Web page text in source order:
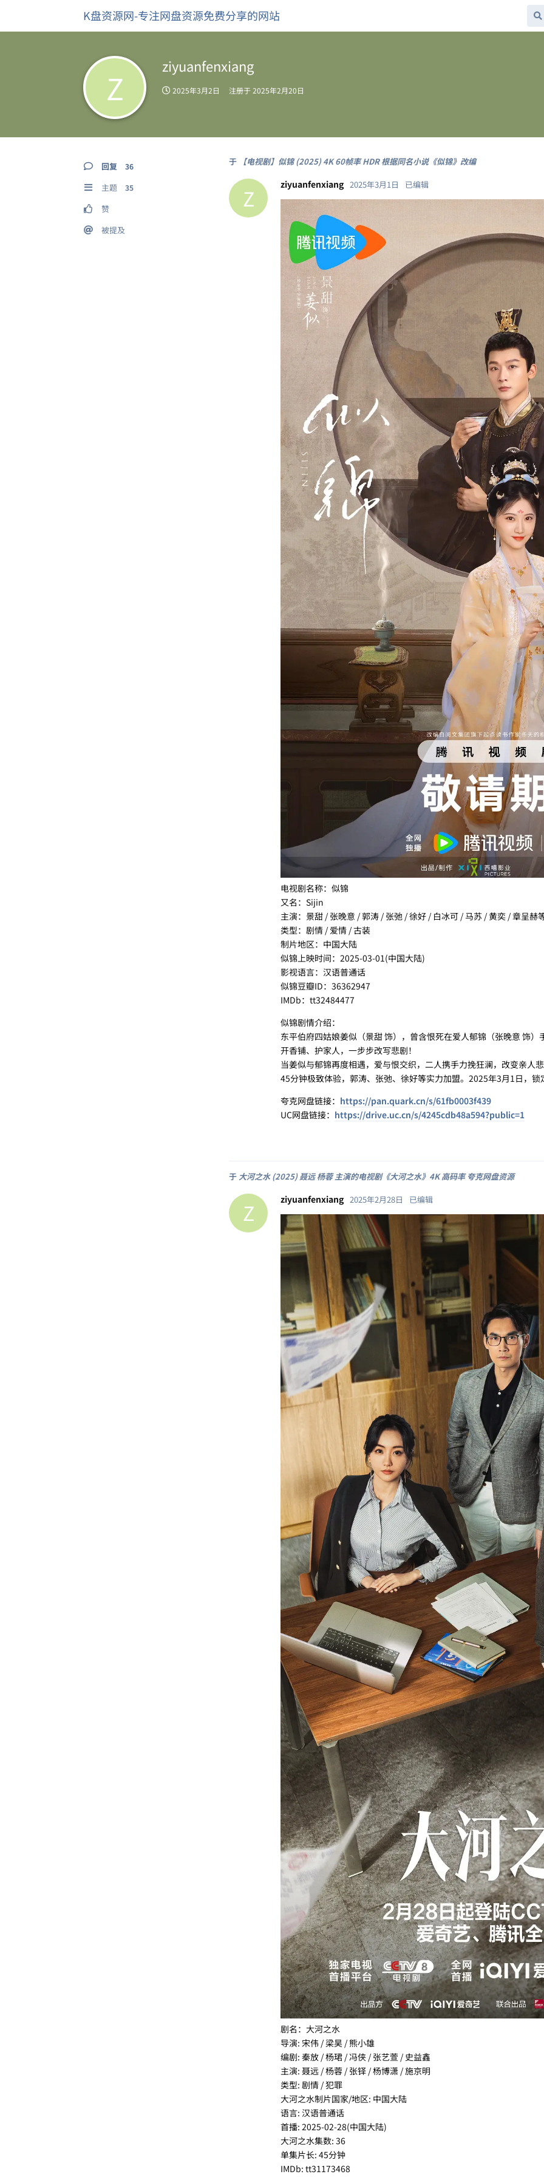
K盘资源网-专注网盘资源免费分享的网站
Z
ziyuanfenxiang
2025年3月2日 注册于2025年2月20日
回复 36
主题 35
赞
被提及
于 【电视剧】似锦 (2025) 4K 60帧率 HDR 根据同名小说《似锦》改编
Z ziyuanfenxiang 2025年3月1日 已编辑
电视剧名称：似锦
又名：Sijin
主演：景甜 / 张晚意 / 郭涛 / 张弛 / 徐好 / 白冰可 / 马苏 / 黄奕 / 章呈赫
类型：剧情 / 爱情 / 古装
制片地区：中国大陆
似锦上映时间：2025-03-01(中国大陆)
影视语言：汉语普通话
似锦豆瓣ID：36362947
IMDb：tt32484477
似锦剧情介绍：
东平伯府四姑娘姜似（景甜 饰），曾含恨死在爱人郁锦（张晚意 饰
开香铺、护家人，一步步改写悲剧！
当姜似与郁锦再度相遇，爱与恨交织，二人携手力挽狂澜，改变亲人
45分钟极致体验，郭涛、张弛、徐好等实力加盟。2025年3月1日，
夸克网盘链接： https://pan.quark.cn/s/61fb0003f439
UC网盘链接： https://drive.uc.cn/s/4245cdb48a594?public=1
于 大河之水 (2025) 聂远 杨蓉 主演的电视剧《大河之水》4K 高码率 夸克网盘资源
Z ziyuanfenxiang 2025年2月28日 已编辑
剧名：大河之水
导演: 宋伟 / 梁昊 / 熊小雄
编剧: 秦放 / 杨珺 / 冯侠 / 张艺萱 / 史益鑫
主演: 聂远 / 杨蓉 / 张铎 / 杨博潇 / 施京明
类型: 剧情 / 犯罪
大河之水制片国家/地区: 中国大陆
语言: 汉语普通话
首播: 2025-02-28(中国大陆)
大河之水集数: 36
单集片长: 45分钟
IMDb: tt31173468